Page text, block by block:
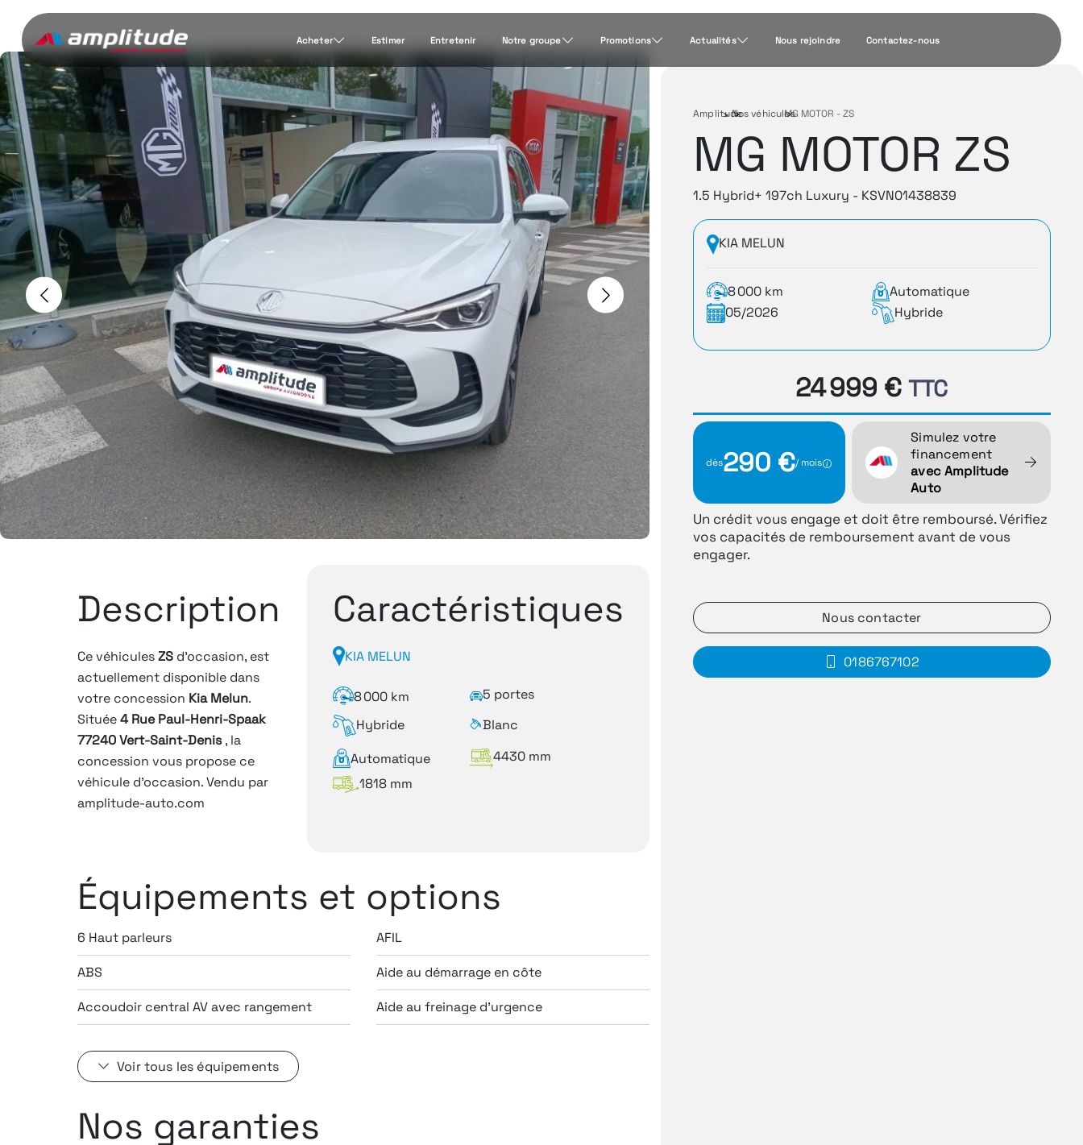
Acheter Estimer Entretenir Notre groupe Promotions Actualités Nous rejoindre Contactez-nous
Previous Next
Amplitude
›
Nos véhicules
›
MG MOTOR - ZS
MG MOTOR ZS
1.5 Hybrid+ 197ch Luxury - KSVN01438839
KIA MELUN
8 000 km
Automatique
05/2026
Hybride
24 999 €TTC
dès290 €/ mois
Simulez votre
financement
avec Amplitude
Auto
Un crédit vous engage et doit être remboursé. Vérifiez
vos capacités de remboursement avant de vous
engager.
Nous contacter
0186767102
Description
Ce véhiculesZS d'occasion, est
actuellement disponible dans
votre concession Kia Melun.
Située4 Rue Paul-Henri-Spaak
77240 Vert-Saint-Denis, la
concession vous propose ce
véhicule d'occasion. Vendu par
amplitude-auto.com
Caractéristiques
KIA MELUN
8 000 km
5 portes
Hybride
Blanc
Automatique
4430 mm
1818 mm
Équipements et options
6 Haut parleurs
ABS
Accoudoir central AV avec rangement
AFIL
Aide au démarrage en côte
Aide au freinage d'urgence
Voir tous les équipements
Nos garanties